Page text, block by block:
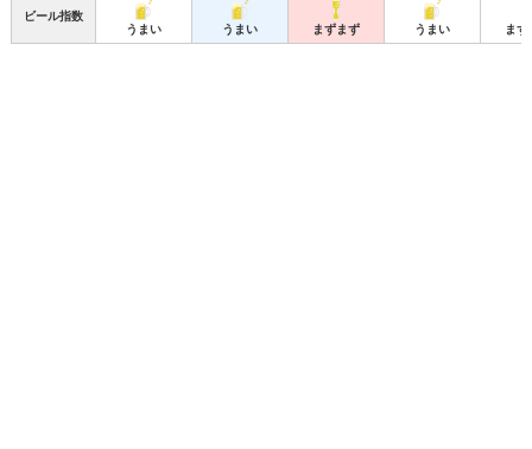
ビール指数
うまい
うまい まずまず うまい まず